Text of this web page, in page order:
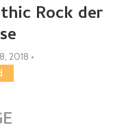
Rock der
2018 •